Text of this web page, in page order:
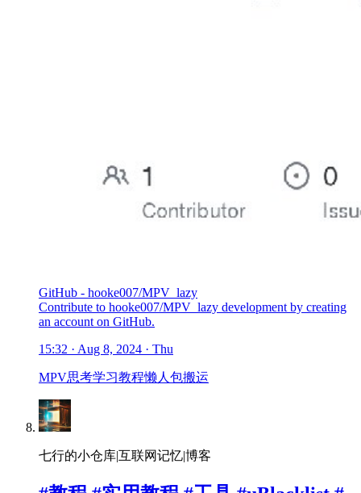
GitHub - hooke007/MPV_lazy
Contribute to hooke007/MPV_lazy development by creating
an account on GitHub.
15:32 · Aug 8, 2024 · Thu
MPV思考学习教程懒人包搬运
七行的小仓库|互联网记忆|博客